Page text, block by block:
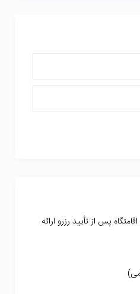
پس از تأیید رزرو ارائه